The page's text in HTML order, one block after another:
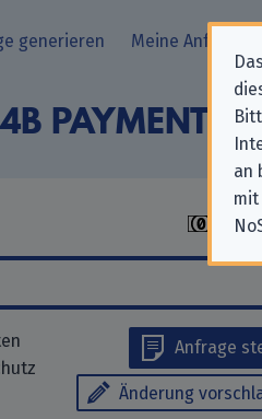
an
mit
generieren Meine Anfragen
PAYMENTS
Anfrage
Änderung